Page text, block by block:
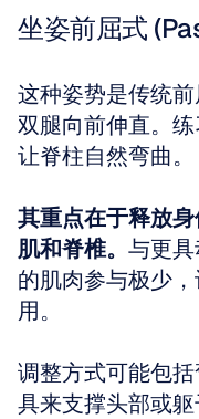
坐姿前屈式
这种姿势是传统
双腿向前伸直。
让脊柱自然弯曲。
其重点在于释放
肌和脊椎。 与更
的肌肉参与极少
用。
调整方式可能包
具来支撑头部或